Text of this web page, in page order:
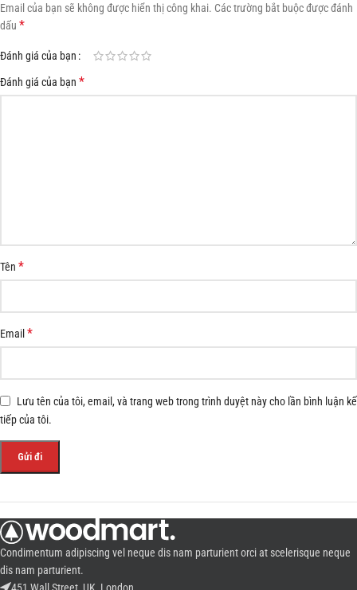
Email của bạn sẽ không được hiển thị công khai. Các trường bắt buộc được đánh
dấu *
Đánh giá của bạn
Đánh giá của bạn *
Tên *
Email*
Lưu tên của tôi, email, và trang web trong trình duyệt này cho lần bình luận kế
tiếp của tôi.
Condimentum adipiscing vel neque dis nam parturient orci at scelerisque neque
dis nam parturient.
451 Wall Street, UK, London